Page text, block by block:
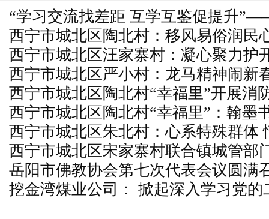
“学习交流找差距 互学互鉴促提升
村“两委”成员赴周边强村调研学习
西宁市城北区陶北村：移风易俗润民
西宁市城北区汪家寨村：凝心聚力护
长
西宁市城北区严小村：龙马精神闹新
西宁市城北区陶北村“幸福里”开展消
动
西宁市城北区陶北村“幸福里”：翰墨
西宁市城北区朱北村：心系特殊群体
西宁市城北区宋家寨村联合镇城管部
产专项检查
岳阳市佛教协会第七次代表会议圆满
挖金湾煤业公司： 掀起深入学习党
神热潮